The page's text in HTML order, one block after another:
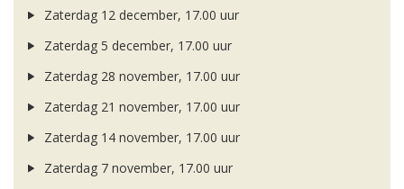
Zaterdag 12 december, 17.00 uur
Zaterdag 5 december, 17.00 uur
Zaterdag 28 november, 17.00 uur
Zaterdag 21 november, 17.00 uur
Zaterdag 14 november, 17.00 uur
Zaterdag 7 november, 17.00 uur